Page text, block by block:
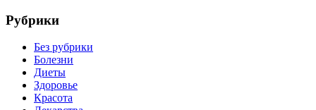
Рубрики
Без рубрики
Болезни
Диеты
Здоровье
Красота